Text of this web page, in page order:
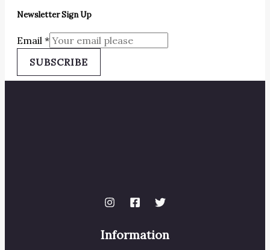
Newsletter Sign Up
Email *
SUBSCRIBE
Information